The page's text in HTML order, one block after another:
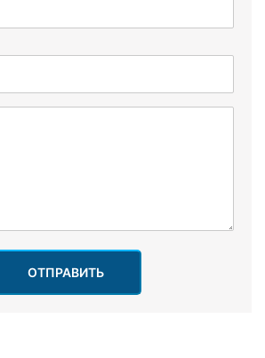
ОТПРАВИТЬ